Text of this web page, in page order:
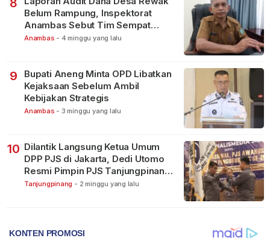
Belum Rampung, Inspektorat
Anambas Sebut Tim Sempat
Terbagi Tangani Kasus Lain
Anambas - 4 minggu yang lalu
9
Bupati Aneng Minta OPD Libatkan
Kejaksaan Sebelum Ambil
Kebijakan Strategis
Anambas - 3 minggu yang lalu
10 Dilantik Langsung Ketua Umum
DPP PJS di Jakarta, Dedi Utomo
Resmi Pimpin PJS Tanjungpinang-
Bintan
Tanjungpinang - 2 minggu yang lalu